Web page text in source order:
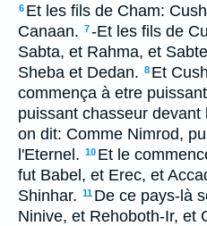
6 Et les fils de Cham:
Canaan. 7-Et les fils de
Sabta, et Rahma, et
Sheba et Dedan. 8 Et
commença à etre
puissant chasseur
on dit: Comme Nimrod,
l'Eternel. 10 Et le
fut Babel, et Erec, et
Shinhar. 11 De ce pays-là
Ninive, et Rehoboth-Ir, et